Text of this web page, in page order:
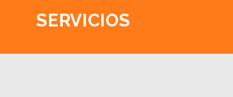
SERVICIOS